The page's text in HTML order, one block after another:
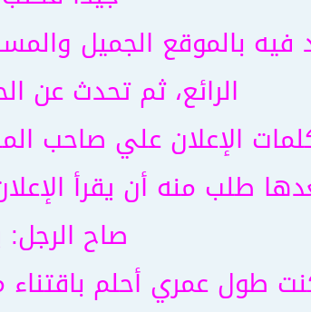
فيه بالموقع الجميل
الرائع، ثم تحدث عن
الإعلان علي صاحب
طلب منه أن يقرأ
صاح الرجل:
طول عمري أحلم